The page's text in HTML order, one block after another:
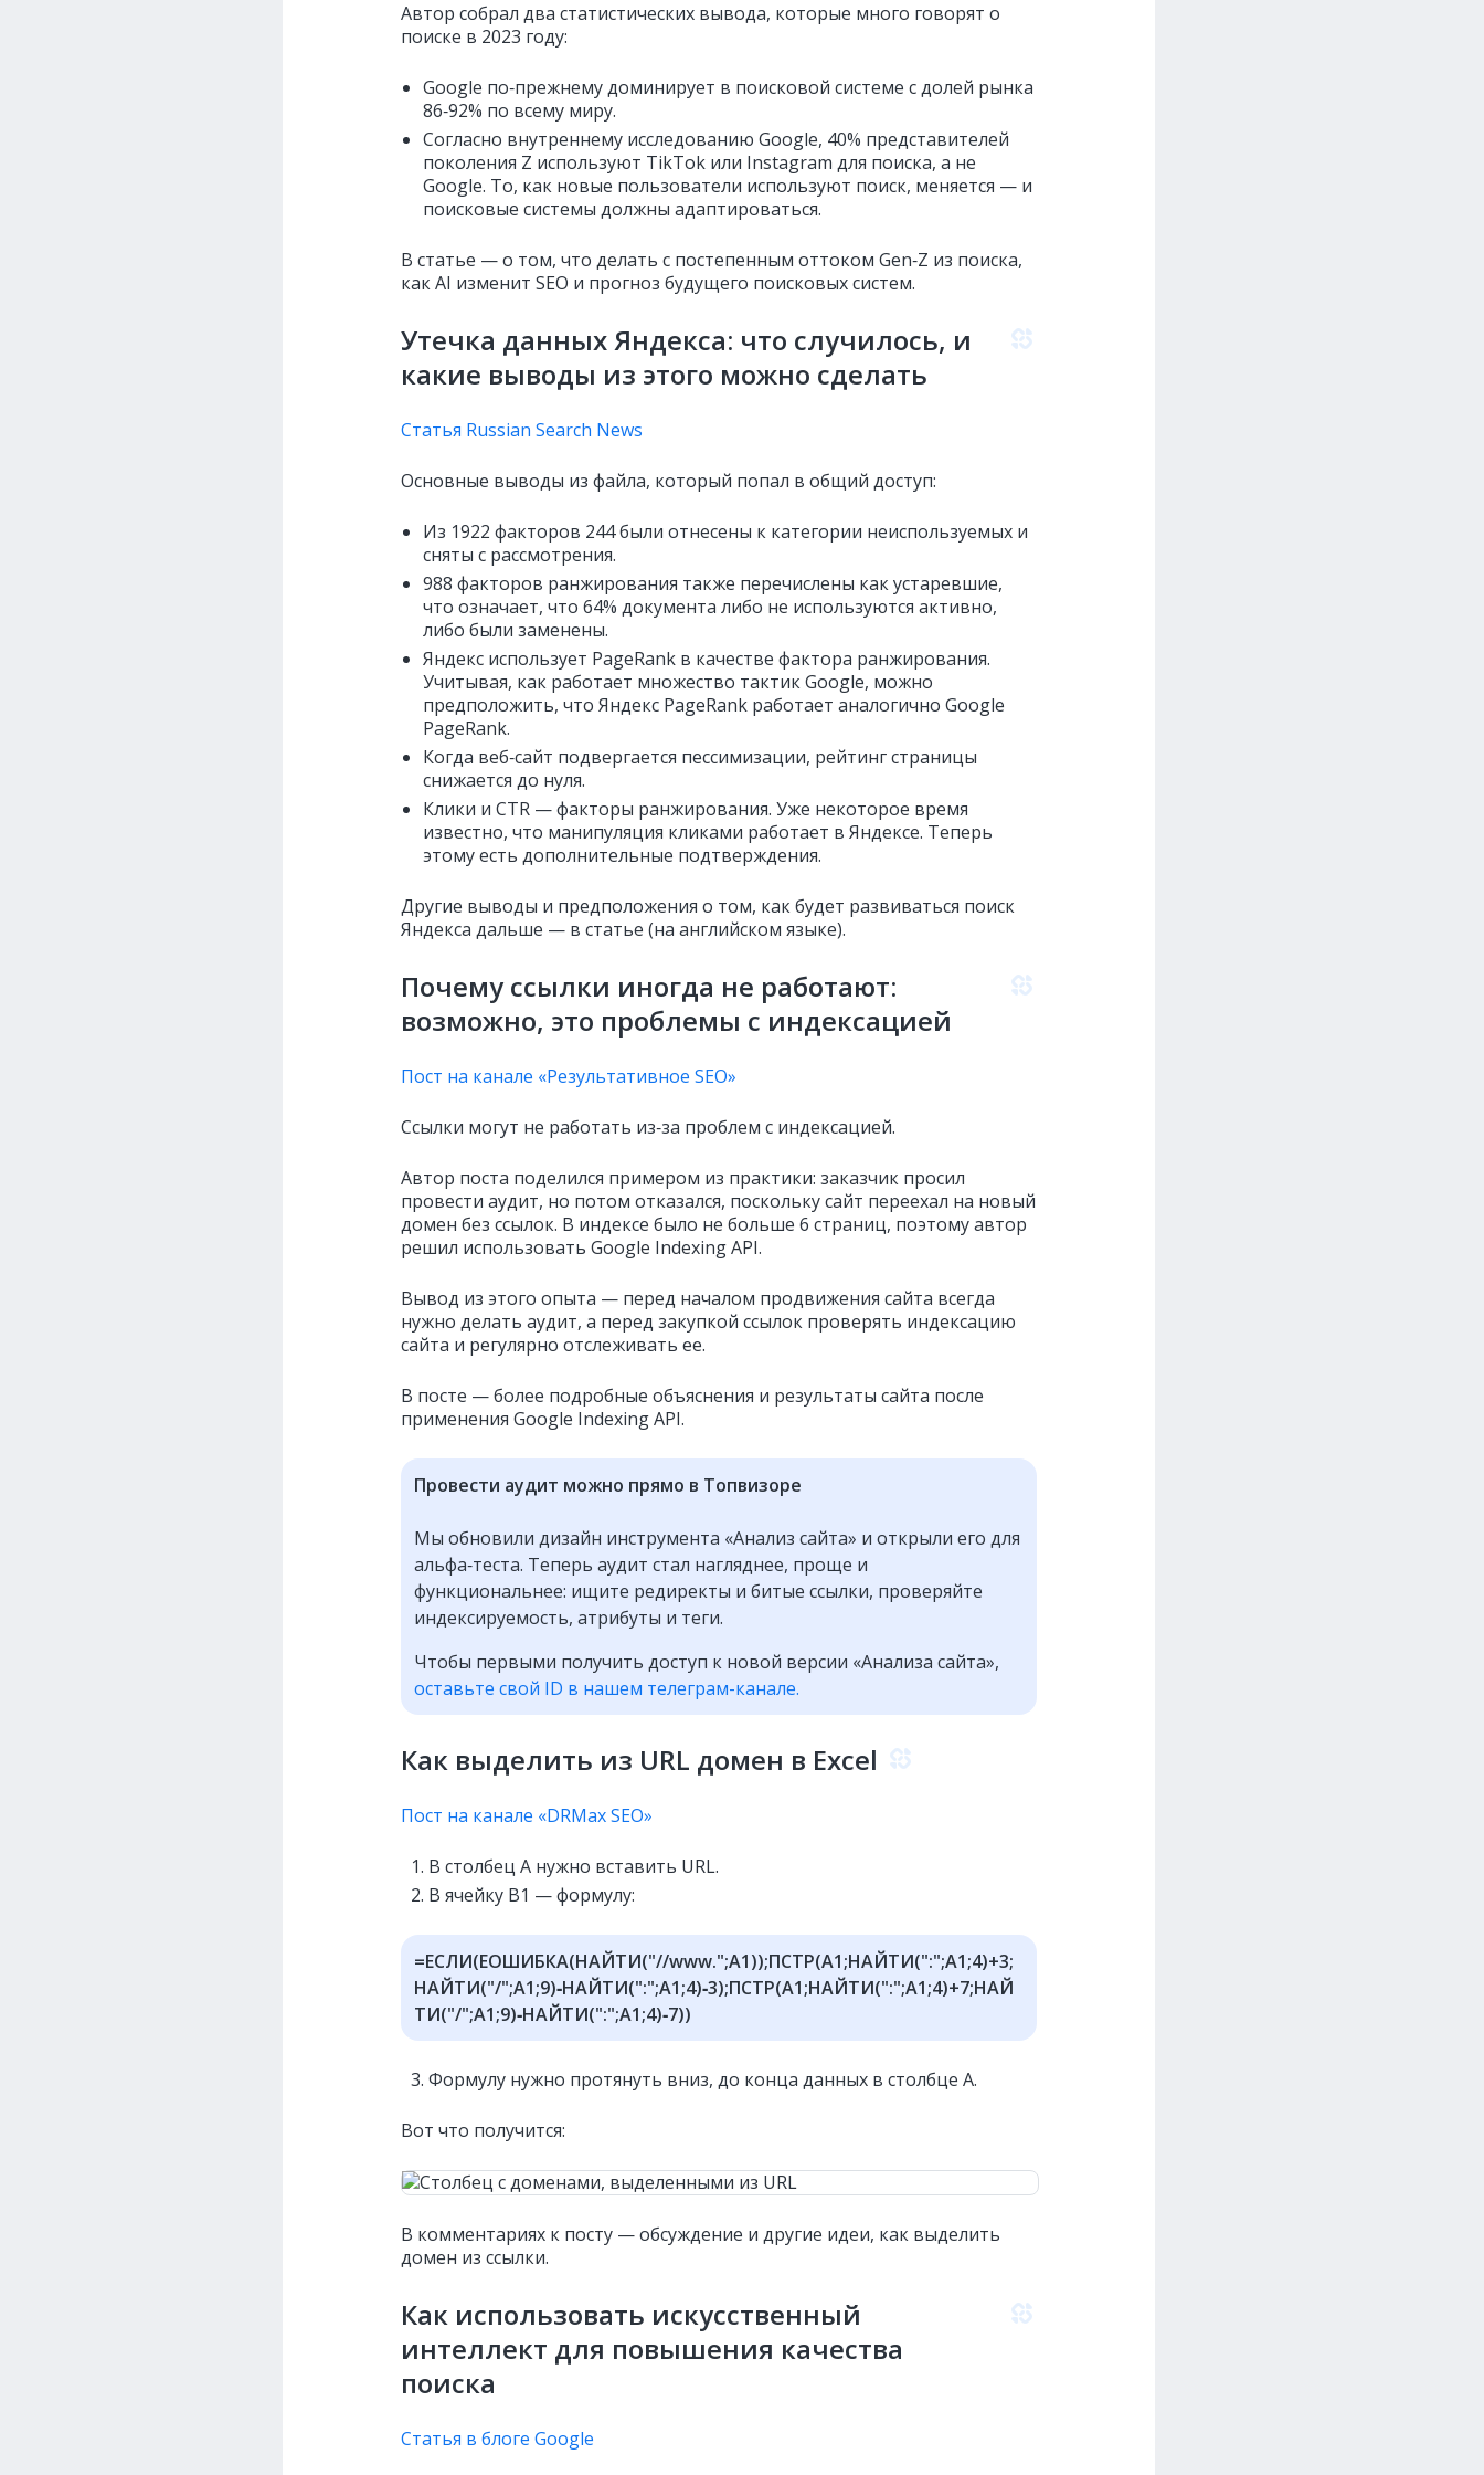
Автор собрал два статистических вывода, которые много говорят о
поиске в 2023 году:
Google по‑прежнему доминирует в поисковой системе с долей рынка
86‑92% по всему миру.
Согласно внутреннему исследованию Google, 40% представителей
поколения Z используют TikTok или Instagram для поиска, а не
Google. То, как новые пользователи используют поиск, меняется — и
поисковые системы должны адаптироваться.
В статье — о том, что делать с постепенным оттоком Gen‑Z из поиска,
как AI изменит SEO и прогноз будущего поисковых систем.
Утечка данных Яндекса: что случилось, и
какие выводы из этого можно сделать
Статья Russian Search News
Основные выводы из файла, который попал в общий доступ:
Из 1922 факторов 244 были отнесены к категории неиспользуемых и
сняты с рассмотрения.
988 факторов ранжирования также перечислены как устаревшие,
что означает, что 64% документа либо не используются активно,
либо были заменены.
Яндекс использует PageRank в качестве фактора ранжирования.
Учитывая, как работает множество тактик Google, можно
предположить, что Яндекс PageRank работает аналогично Google
PageRank.
Когда веб‑сайт подвергается пессимизации, рейтинг страницы
снижается до нуля.
Клики и CTR — факторы ранжирования. Уже некоторое время
известно, что манипуляция кликами работает в Яндексе. Теперь
этому есть дополнительные подтверждения.
Другие выводы и предположения о том, как будет развиваться поиск
Яндекса дальше — в статье (на английском языке).
Почему ссылки иногда не работают:
возможно, это проблемы с индексацией
Пост на канале «Результативное SEO»
Ссылки могут не работать из‑за проблем с индексацией.
Автор поста поделился примером из практики: заказчик просил
провести аудит, но потом отказался, поскольку сайт переехал на новый
домен без ссылок. В индексе было не больше 6 страниц, поэтому автор
решил использовать Google Indexing API.
Вывод из этого опыта — перед началом продвижения сайта всегда
нужно делать аудит, а перед закупкой ссылок проверять индексацию
сайта и регулярно отслеживать ее.
В посте — более подробные объяснения и результаты сайта после
применения Google Indexing API.
Провести аудит можно прямо в Топвизоре
Мы обновили дизайн инструмента «Анализ сайта» и открыли его для
альфа‑теста. Теперь аудит стал нагляднее, проще и
функциональнее: ищите редиректы и битые ссылки, проверяйте
индексируемость, атрибуты и теги.
Чтобы первыми получить доступ к новой версии «Анализа сайта»,
оставьте свой ID в нашем телеграм-канале.
Как выделить из URL домен в Excel
Пост на канале «DRMax SEO»
В столбец A нужно вставить URL.
В ячейку B1 — формулу:
=ЕСЛИ(ЕОШИБКА(НАЙТИ("//www.";A1));ПСТР(A1;НАЙТИ(":";A1;4)+3;
НАЙТИ("/";A1;9)‑НАЙТИ(":";A1;4)‑3);ПСТР(A1;НАЙТИ(":";A1;4)+7;НАЙ
ТИ("/";A1;9)‑НАЙТИ(":";A1;4)‑7))
Формулу нужно протянуть вниз, до конца данных в столбце A.
Вот что получится:
В комментариях к посту — обсуждение и другие идеи, как выделить
домен из ссылки.
Как использовать искусственный
интеллект для повышения качества
поиска
Статья в блоге Google